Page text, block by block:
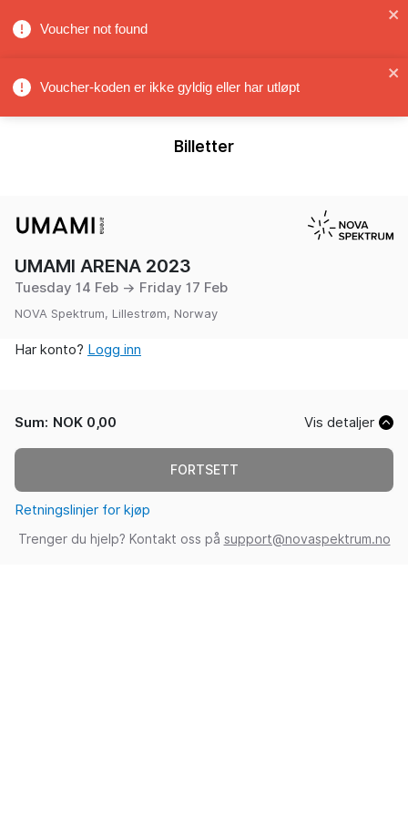
Billetter
UMAMI ARENA 2023
Tuesday 14 Feb → Friday 17 Feb
NOVA Spektrum, Lillestrøm, Norway
Har konto? Logg inn
Sum: NOK 0,00 Vis detaljer
FORTSETT
Retningslinjer for kjøp
Trenger du hjelp? Kontakt oss på support@novaspektrum.no
Voucher not found
Voucher-koden er ikke gyldig eller har utløpt